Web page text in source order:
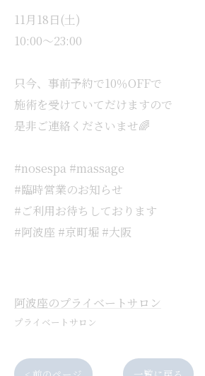
11月18日(土)
10:00～23:00
只今、事前予約で10％OFFで
施術を受けていてだけますので
是非ご連絡くださいませ🌈
#nosespa #massage
#臨時営業のお知らせ
#ご利用お待ちしております
#阿波座 #京町堀 #大阪
阿波座のプライベートサロン
プライベートサロン